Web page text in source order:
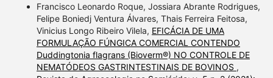
Francisco Leonardo Roque, Jossiara Abrante Rodrigues,
Felipe Boniedj Ventura Álvares, Thais Ferreira Feitosa,
Vinicius Longo Ribeiro Vilela, EFICÁCIA DE UMA
FORMULAÇÃO FÚNGICA COMERCIAL CONTENDO
Duddingtonia flagrans (Bioverm®) NO CONTROLE DE
NEMATÓDEOS GASTRINTESTINAIS DE BOVINOS ,